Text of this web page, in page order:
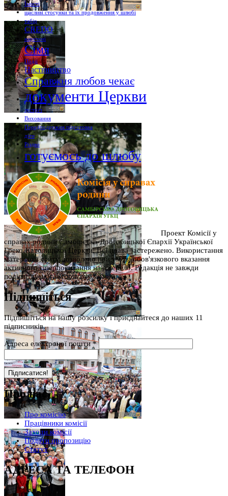
Їмості
щасливі стосунки та їх продовження у шлюбі
табір
CREDO
наречені
Сімя
Події
Наствництво
Справжня любов чекає
документи Церкви
зустріч
Виховання
Передподружня підготовка
діти
Різдво
готуємось до шлюбу
Проект Комісії у
справах родини Самбірсько-Дрогобицької Єпархії Української
Греко-Католицької Церкви. Всі права застережено. Використання
матеріалів сайту дозволено при умові обов'язкового вказання
активного гіперпосилання на джерело. Редакція не завжди
поділяє думку авторів публікацій.
Підпишіться
Підпишіться на нашу розсилку і приєднайтеся до наших 11
підписників.
Адреса електроної пошти*
Про нас
Про комісію
Працівники комісії
Заходи комісії
Подати пропозицію
Статут
АДРЕСА ТА ТЕЛЕФОН